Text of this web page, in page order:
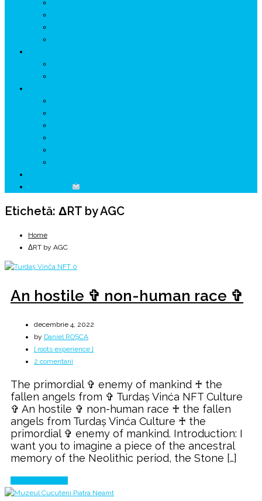
Etichetă: ΔRT by AGC
Home
ΔRT by AGC
An hostile ✞ non-human race ✞
decembrie 4, 2022
by Daniel ROȘCA
[ roots experience ]
2 comentarii
hostile
✞
non-
human
race
✞
The primordial ✞ enemy of mankind ♰ the
fallen angels from ✞ Turdaș Vinća NFT Culture
✞ An hostile ✞ non-human race ♰ the fallen
angels from Turdaș Vinća Culture ♰ the
primordial ✞ enemy of mankind. Introduction: I
want you to imagine a piece of the ancestral
memory of the Neolithic period, the Stone […]